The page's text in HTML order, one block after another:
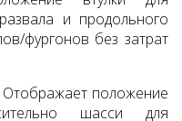
и продольного
фургонов без затрат
Отображает положение
шасси для